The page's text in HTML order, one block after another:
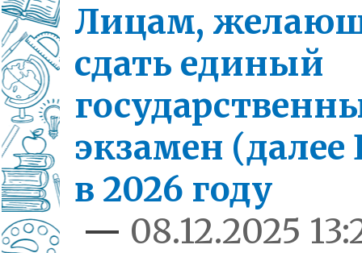
Лицам,
сдать единый
экзамен (далее
в 2026 году
— 08.12.2025